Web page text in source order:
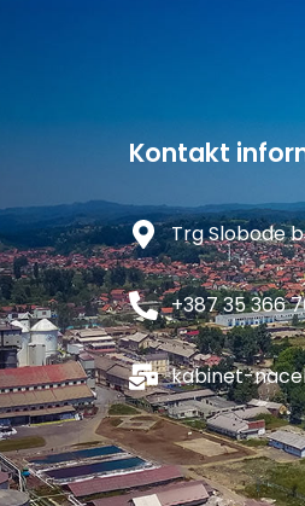
Kontakt
Trg Slobode
+387 35 366
kabinet-